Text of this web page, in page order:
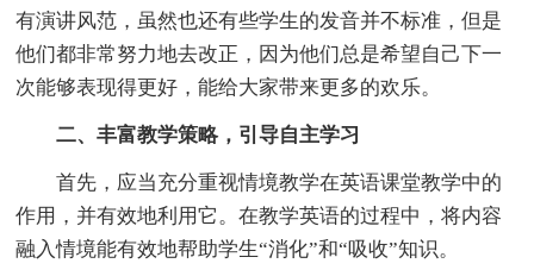
有演讲风范，虽然也还有些学生的发音并不标准，但是
他们都非常努力地去改正，因为他们总是希望自己下一
次能够表现得更好，能给大家带来更多的欢乐。
二、丰富教学策略，引导自主学习
首先，应当充分重视情境教学在英语课堂教学中的
作用，并有效地利用它。在教学英语的过程中，将内容
融入情境能有效地帮助学生“消化”和“吸收”知识。